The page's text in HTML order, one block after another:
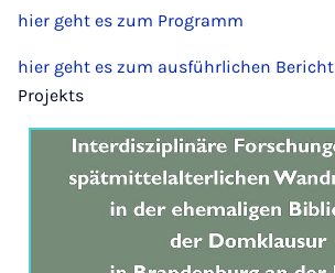
hier geht es zum Programm
hier geht es zum ausführlichen Bericht
Projekts